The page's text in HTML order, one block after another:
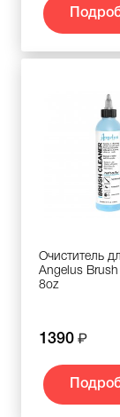
Очиститель
Angelus Brush
8oz
1390